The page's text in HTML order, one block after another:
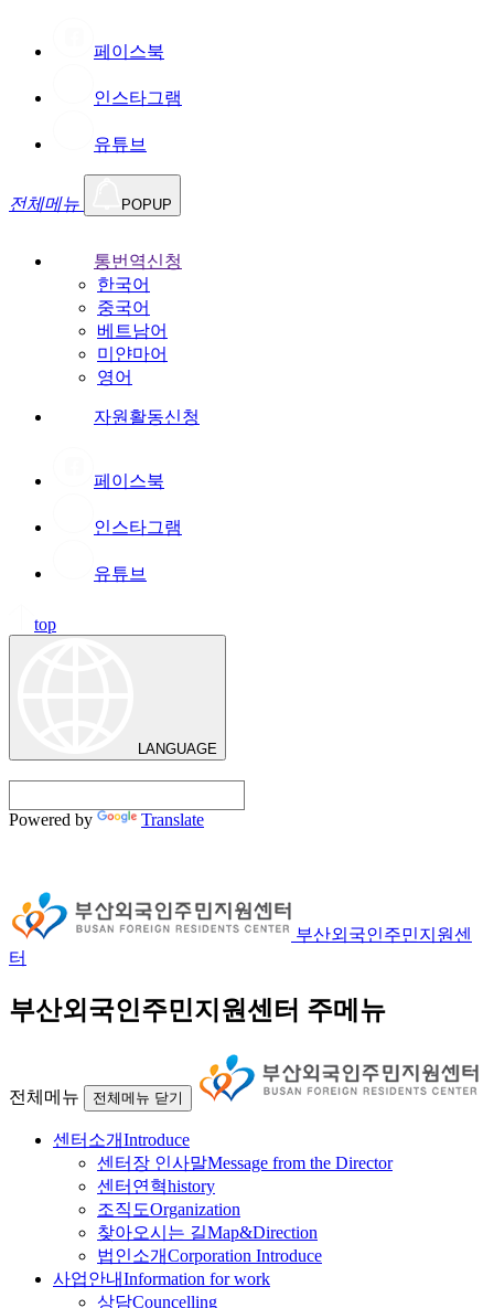
페이스북
인스타그램
유튜브
전체메뉴 POPUP
통번역신청
한국어
중국어
베트남어
미얀마어
영어
자원활동신청
페이스북
인스타그램
유튜브
top
LANGUAGE
Powered by Translate
부산외국인주민지원센
터
부산외국인주민지원센터 주메뉴
전체메뉴 전체메뉴 닫기
센터소개Introduce
센터장 인사말Message from the Director
센터연혁history
조직도Organization
찾아오시는 길Map&Direction
법인소개Corporation Introduce
사업안내Information for work
상담Councelling